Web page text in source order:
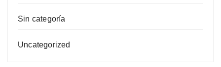
Sin categoría
Uncategorized